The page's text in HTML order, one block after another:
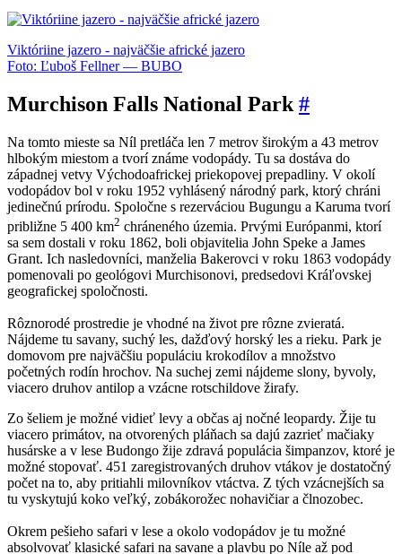
Viktóriine jazero - najväčšie africké jazero
Foto: Ľuboš Fellner — BUBO
Murchison Falls National Park#
Na tomto mieste sa Níl pretláča len 7 metrov širokým a 43 metrov
hlbokým miestom a tvorí známe vodopády. Tu sa dostáva do
západnej vetvy Východoafrickej priekopovej prepadliny. V okolí
vodopádov bol v roku 1952 vyhlásený národný park, ktorý chráni
jedinečnú prírodu. Spoločne s rezerváciou Bugungu a Karuma tvorí
približne 5 400 km2 chráneného územia. Prvými Európanmi, ktorí
sa sem dostali v roku 1862, boli objavitelia John Speke a James
Grant. Ich nasledovníci, manželia Bakerovci v roku 1863 vodopády
pomenovali po geológovi Murchisonovi, predsedovi Kráľovskej
geografickej spoločnosti.
Rôznorodé prostredie je vhodné na život pre rôzne zvieratá.
Nájdeme tu savany, suchý les, dažďový horský les a rieku. Park je
domovom pre najväčšiu populáciu krokodílov a množstvo
početných rodín hrochov. Na suchej zemi nájdeme slony, byvoly,
viacero druhov antilop a vzácne rotschildove žirafy.
Zo šeliem je možné vidieť levy a občas aj nočné leopardy. Žije tu
viacero primátov, na otvorených pláňach sa dajú zazrieť mačiaky
husárske a v lese Budongo žije zdravá populácia šimpanzov, ktoré je
možné stopovať. 451 zaregistrovaných druhov vtákov je dostatočný
počet na to, aby pritiahli milovníkov vtáctva. Z tých vzácnejších sa
tu vyskytujú koko veľký, zobákorožec nohavičiar a člnozobec.
Okrem pešieho safari v lese a okolo vodopádov je tu možné
absolvovať klasické safari na savane a plavbu po Níle až pod